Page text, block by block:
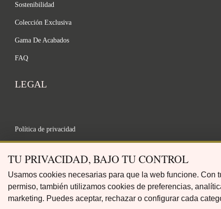
Sostenibilidad
Colección Exclusiva
Gama De Acabados
FAQ
LEGAL
Política de privacidad
Aviso Legal
Política de Cookies
TU PRIVACIDAD, BAJO TU CONTROL
Usamos cookies necesarias para que la web funcione. Con
permiso, también utilizamos cookies de preferencias,
marketing. Puedes aceptar, rechazar o configurar cada